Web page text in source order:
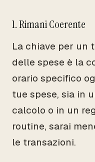
1. Rimani Coerente
La chiave per un
delle spese è la
orario specifico
tue spese, sia in
calcolo o in un
routine, sarai
le transazioni.